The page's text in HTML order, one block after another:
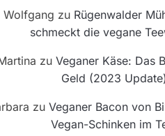
Wolfgang zu Rügenwalder
schmeckt die vegane
zu Veganer Käse: Das
Geld (2023 Update)
zu Veganer Bacon von
Vegan-Schinken im